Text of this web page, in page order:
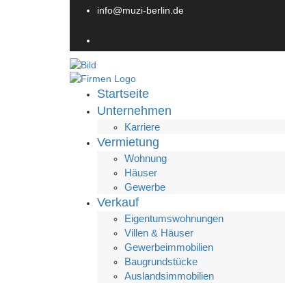
info@muzi-berlin.de
Startseite
Unternehmen
Karriere
Vermietung
Wohnung
Häuser
Gewerbe
Verkauf
Eigentumswohnungen
Villen & Häuser
Gewerbeimmobilien
Baugrundstücke
Auslandsimmobilien